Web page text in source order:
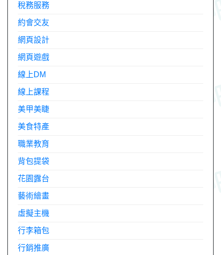
稅務服務
約會交友
網頁設計
網頁遊戲
線上DM
線上課程
美甲美睫
美食特產
職業教育
背包提袋
花園露台
藝術繪畫
虛擬主機
行李箱包
行銷推廣